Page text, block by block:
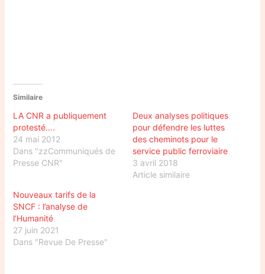
Similaire
LA CNR a publiquement
protesté….
24 mai 2012
Dans "zzCommuniqués de
Presse CNR"
Deux analyses politiques
pour défendre les luttes
des cheminots pour le
service public ferroviaire
3 avril 2018
Article similaire
Nouveaux tarifs de la
SNCF : l’analyse de
l’Humanité
27 juin 2021
Dans "Revue De Presse"